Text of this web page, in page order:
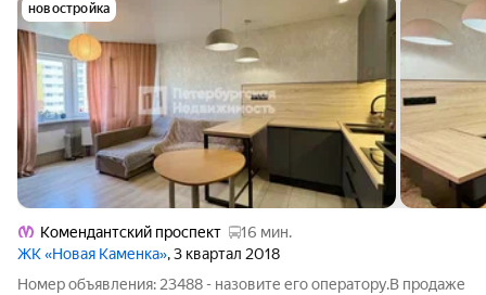
новостройка
Комендантский проспект
16 мин.
ЖК «Новая Каменка», 3 квартал 2018
Номер объявления: 23488 - назовите его оператору.В продаже